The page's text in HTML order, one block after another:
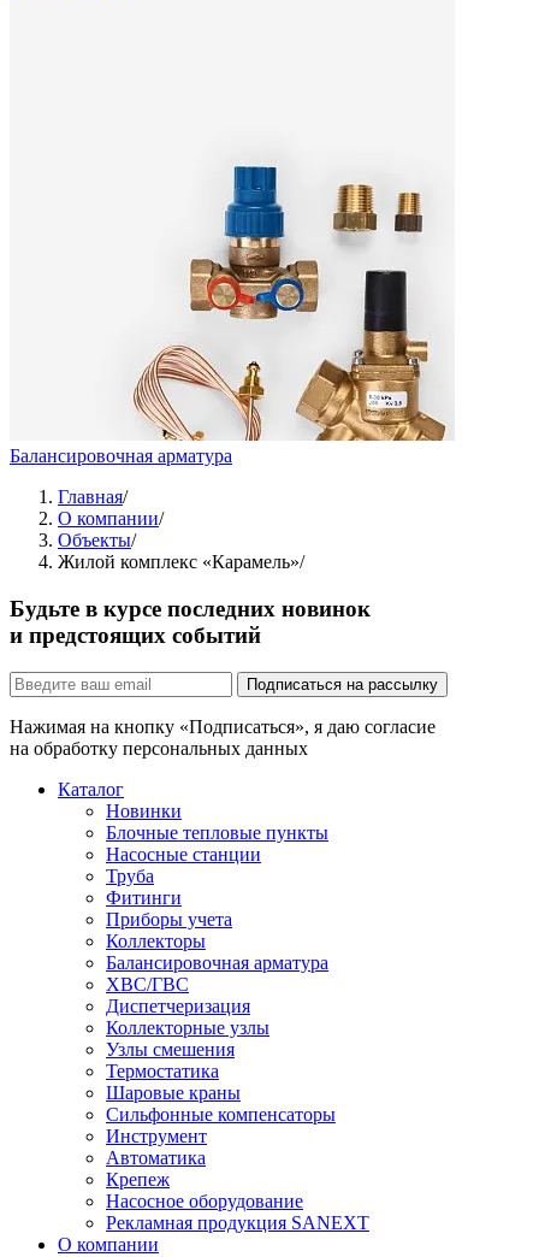
Балансировочная арматура
Главная/
О компании/
Объекты/
Жилой комплекс «Карамель»/
Будьте в курсе последних новинок
и предстоящих событий
Подписаться на рассылку
Нажимая на кнопку «Подписаться», я даю согласие
на обработку персональных данных
Каталог
Новинки
Блочные тепловые пункты
Насосные станции
Труба
Фитинги
Приборы учета
Коллекторы
Балансировочная арматура
ХВС/ГВС
Диспетчеризация
Коллекторные узлы
Узлы смешения
Термостатика
Шаровые краны
Сильфонные компенсаторы
Инструмент
Автоматика
Крепеж
Насосное оборудование
Рекламная продукция SANEXT
О компании